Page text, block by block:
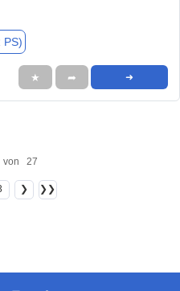
PS)
★ ➦ ➜
27
❯ ❯❯